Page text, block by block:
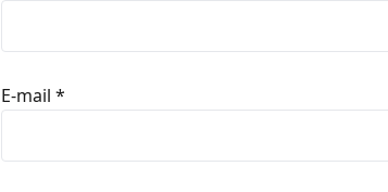
E-mail *